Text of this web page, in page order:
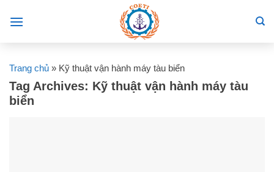
Trang chủ » Kỹ thuật vận hành máy tàu biển
Tag Archives: Kỹ thuật vận hành máy tàu
biển